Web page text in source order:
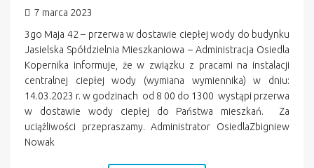
7 marca 2023
3go Maja 42 – przerwa w dostawie ciepłej wody do budynku
Jasielska Spółdzielnia Mieszkaniowa – Administracja Osiedla
Kopernika informuje, że w związku z pracami na instalacji
centralnej ciepłej wody (wymiana wymiennika) w dniu:
14.03.2023 r. w godzinach od 8 00 do 1300 wystąpi przerwa
w dostawie wody ciepłej do Państwa mieszkań. Za
uciążliwości przepraszamy. Administrator OsiedlaZbigniew
Nowak